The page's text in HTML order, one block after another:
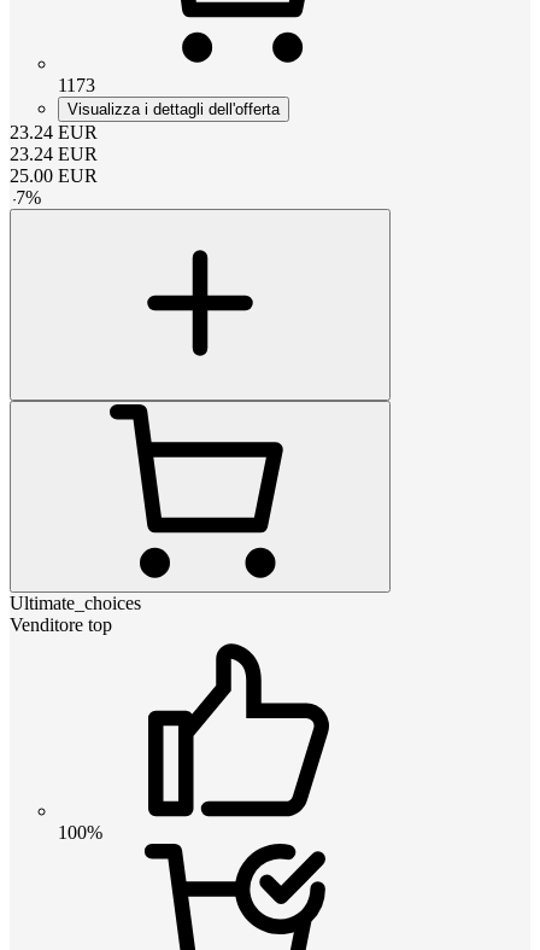
1173
Visualizza i dettagli dell'offerta
23.24 EUR
23.24 EUR
25.00 EUR
-7%
Ultimate_choices
Venditore top
100%